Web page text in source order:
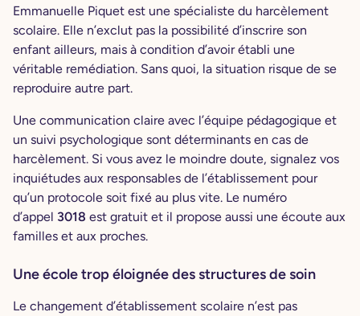
Emmanuelle Piquet est une spécialiste du harcèlement
scolaire. Elle n’exclut pas la possibilité d’inscrire son
enfant ailleurs, mais à condition d’avoir établi une
véritable remédiation. Sans quoi, la situation risque de se
reproduire autre part.
Une communication claire avec l’équipe pédagogique et
un suivi psychologique sont déterminants en cas de
harcèlement. Si vous avez le moindre doute, signalez vos
inquiétudes aux responsables de l’établissement pour
qu’un protocole soit fixé au plus vite. Le numéro
d’appel 3018 est gratuit et il propose aussi une écoute aux
familles et aux proches.
Une école trop éloignée des structures de soin
Le changement d’établissement scolaire n’est pas